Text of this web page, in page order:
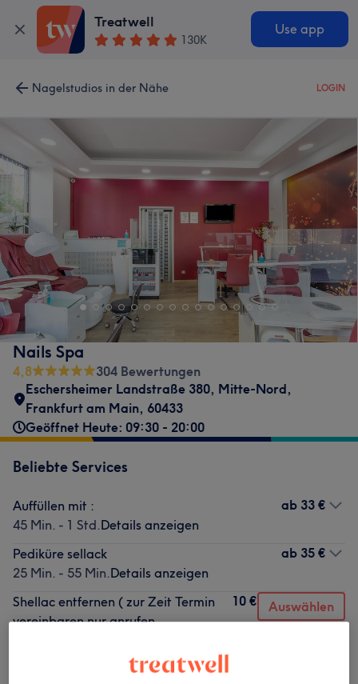
Treatwell
130K
Use app
Nagelstudios in der Nähe LOGIN
Nails Spa
4,8
304 Bewertungen
Eschersheimer Landstraße 380, Mitte-Nord,
Frankfurt am Main, 60433
Geöffnet Heute: 09:30 - 20:00
Beliebte Services
Auffüllen mit :
45 Min. - 1 Std.Details anzeigen
ab 33 €
Pediküre sellack
25 Min. - 55 Min.Details anzeigen
ab 35 €
Shellac entfernen ( zur Zeit Termin
vereinbaren nur anrufen
10 € Auswählen
Maniküre mit Shellac Farbe